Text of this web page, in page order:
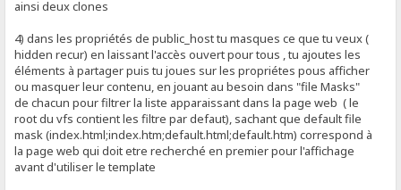
ainsi deux clones
4) dans les propriétés de public_host tu masques ce que tu veux (
hidden recur) en laissant l'accès ouvert pour tous , tu ajoutes les
éléments à partager puis tu joues sur les propriétes pous afficher
ou masquer leur contenu, en jouant au besoin dans "file Masks"
de chacun pour filtrer la liste apparaissant dans la page web ( le
root du vfs contient les filtre par defaut), sachant que default file
mask (index.html;index.htm;default.html;default.htm) correspond à
la page web qui doit etre recherché en premier pour l'affichage
avant d'utiliser le template